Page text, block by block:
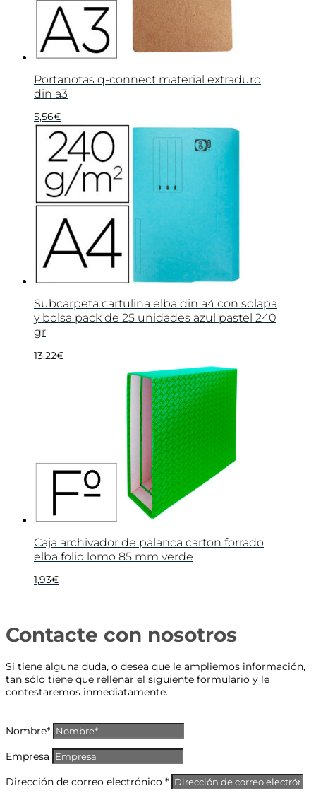
Portanotas q-connect material extraduro
din a3
5,56€
Subcarpeta cartulina elba din a4 con solapa
y bolsa pack de 25 unidades azul pastel 240
gr
13,22€
Caja archivador de palanca carton forrado
elba folio lomo 85 mm verde
1,93€
Contacte con nosotros
Si tiene alguna duda, o desea que le ampliemos información,
tan sólo tiene que rellenar el siguiente formulario y le
contestaremos inmediatamente.
Nombre*
Empresa
Dirección de correo electrónico *